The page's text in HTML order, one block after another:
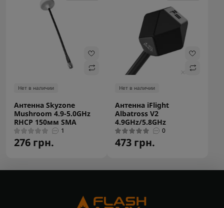
Нет в наличии
Антенна Skyzone
Mushroom 4.9-5.0GHz
RHCP 150мм SMA
1
276 грн.
Нет в наличии
Антенна iFlight
Albatross V2
4.9GHz/5.8GHz
0
473 грн.